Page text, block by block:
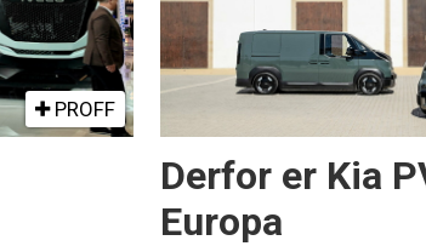
PROFF
Derfor er Kia
Europa